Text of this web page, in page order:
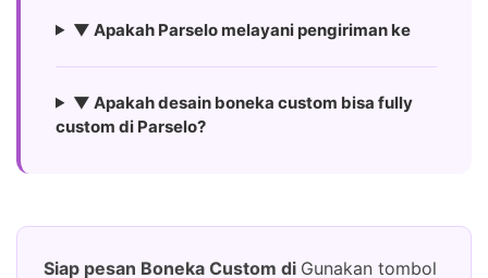
▼ Apakah Parselo melayani pengiriman ke
▼ Apakah desain boneka custom bisa fully
custom di Parselo?
Siap pesan Boneka Custom di Gunakan tombol